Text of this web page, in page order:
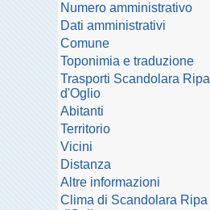
Numero amministrativo
Dati amministrativi
Comune
Toponimia e traduzione
Trasporti Scandolara Ripa
d'Oglio
Abitanti
Territorio
Vicini
Distanza
Altre informazioni
Clima di Scandolara Ripa